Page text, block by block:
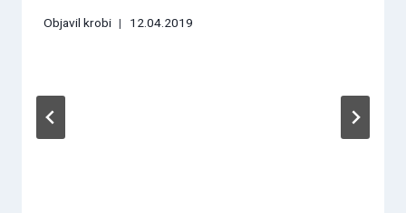
Objavil krobi 12.04.2019